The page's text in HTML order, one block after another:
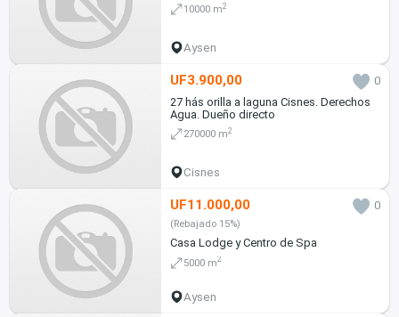
10000 m2
Aysen
UF3.900,00
0
27 hás orilla a laguna Cisnes. Derechos
Agua. Dueño directo
270000 m2
Cisnes
UF11.000,00 0
(Rebajado 15%)
Casa Lodge y Centro de Spa
5000 m2
Aysen